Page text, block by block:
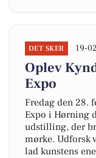
DET SKER 19-
Oplev
Expo
Fredag den 28.
Expo i Hørning
udstilling, der
mørke. Udforsk
lad kunstens